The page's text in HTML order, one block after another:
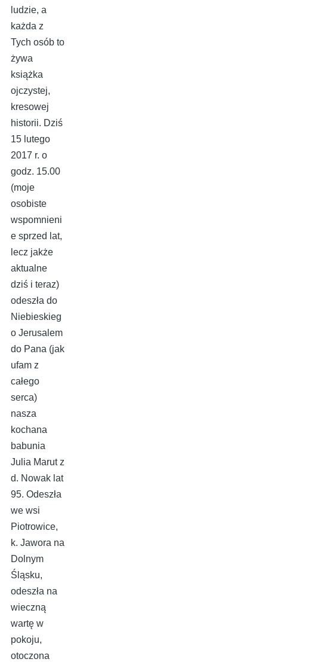
ludzie, a
każda z
Tych osób to
żywa
książka
ojczystej,
kresowej
historii. Dziś
15 lutego
2017 r. o
godz. 15.00
(moje
osobiste
wspomnieni
e sprzed lat,
lecz jakże
aktualne
dziś i teraz)
odeszła do
Niebieskieg
o Jerusalem
do Pana (jak
ufam z
całego
serca)
nasza
kochana
babunia
Julia Marut z
d. Nowak lat
95. Odeszła
we wsi
Piotrowice,
k. Jawora na
Dolnym
Śląsku,
odeszła na
wieczną
wartę w
pokoju,
otoczona